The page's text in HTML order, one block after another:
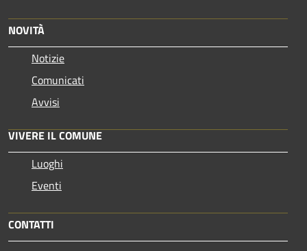
NOVITÀ
Notizie
Comunicati
Avvisi
VIVERE IL COMUNE
Luoghi
Eventi
CONTATTI